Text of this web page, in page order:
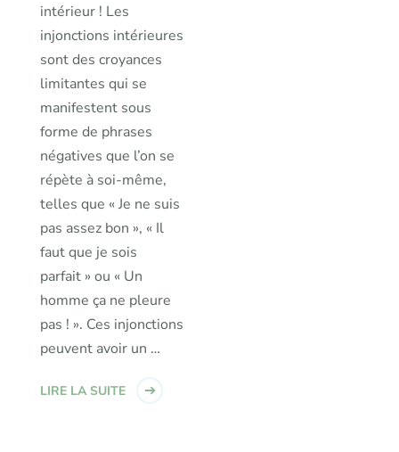
intérieur ! Les
injonctions intérieures
sont des croyances
limitantes qui se
manifestent sous
forme de phrases
négatives que l’on se
répète à soi-même,
telles que « Je ne suis
pas assez bon », « Il
faut que je sois
parfait » ou « Un
homme ça ne pleure
pas ! ». Ces injonctions
peuvent avoir un …
LIRE LA SUITE